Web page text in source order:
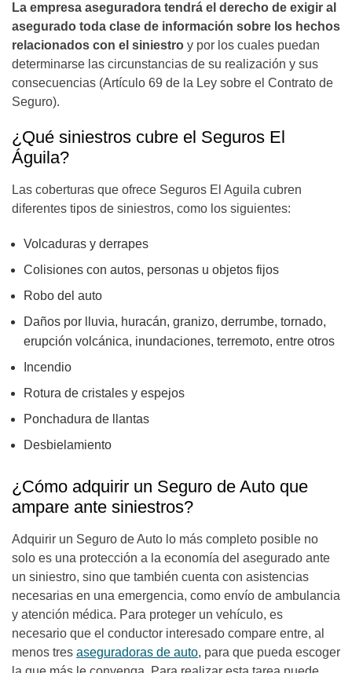
La empresa aseguradora tendrá el derecho de exigir al
asegurado toda clase de información sobre los hechos
relacionados con el siniestro y por los cuales puedan
determinarse las circunstancias de su realización y sus
consecuencias (Artículo 69 de la Ley sobre el Contrato de
Seguro).
¿Qué siniestros cubre el Seguros El
Águila?
Las coberturas que ofrece Seguros El Aguila cubren
diferentes tipos de siniestros, como los siguientes:
Volcaduras y derrapes
Colisiones con autos, personas u objetos fijos
Robo del auto
Daños por lluvia, huracán, granizo, derrumbe, tornado,
erupción volcánica, inundaciones, terremoto, entre otros
Incendio
Rotura de cristales y espejos
Ponchadura de llantas
Desbielamiento
¿Cómo adquirir un Seguro de Auto que
ampare ante siniestros?
Adquirir un Seguro de Auto lo más completo posible no
solo es una protección a la economía del asegurado ante
un siniestro, sino que también cuenta con asistencias
necesarias en una emergencia, como envío de ambulancia
y atención médica. Para proteger un vehículo, es
necesario que el conductor interesado compare entre, al
menos tres aseguradoras de auto, para que pueda escoger